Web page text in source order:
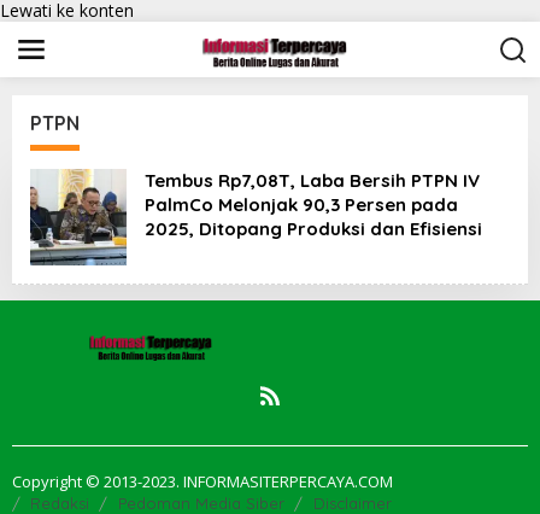
Lewati ke konten
PTPN
Tembus Rp7,08T, Laba Bersih PTPN IV
PalmCo Melonjak 90,3 Persen pada
2025, Ditopang Produksi dan Efisiensi
Copyright © 2013-2023. INFORMASITERPERCAYA.COM
Redaksi Pedoman Media Siber Disclaimer